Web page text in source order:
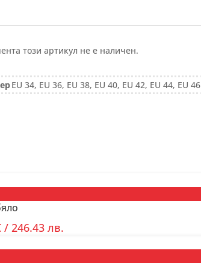
този артикул не е наличен.
EU 34, EU 36, EU 38, EU 40, EU 42, EU 44, EU 46
/ 246.43 лв.